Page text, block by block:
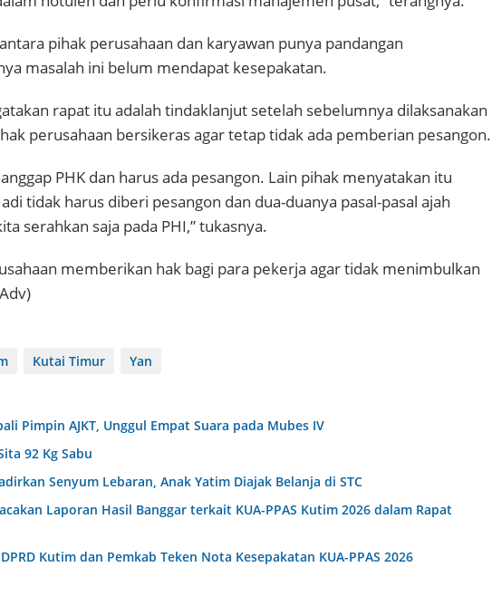
pihak perusahaan dan karyawan punya pandangan
masalah ini belum mendapat kesepakatan.
rapat itu adalah tindaklanjut setelah sebelumnya dilaksanakan
perusahaan bersikeras agar tetap tidak ada pemberian pesangon.
PHK dan harus ada pesangon. Lain pihak menyatakan itu
tidak harus diberi pesangon dan dua-duanya pasal-pasal ajah
serahkan saja pada PHI,” tukasnya.
memberikan hak bagi para pekerja agar tidak menimbulkan
Kutai Timur Yan
Pimpin AJKT, Unggul Empat Suara pada Mubes IV
92 Kg Sabu
Senyum Lebaran, Anak Yatim Diajak Belanja di STC
Laporan Hasil Banggar terkait KUA-PPAS Kutim 2026 dalam Rapat
Kutim dan Pemkab Teken Nota Kesepakatan KUA-PPAS 2026